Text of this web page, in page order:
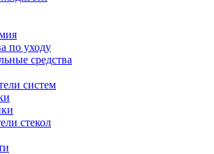
по уходу
средства
систем
стекол